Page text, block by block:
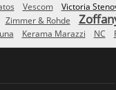
Vescom Victoria
Zimmer & Rohde
Kerama Marazzi NC